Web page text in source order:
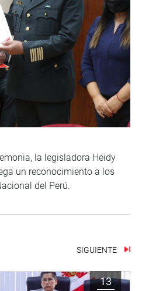
la legisladora Heidy
un reconocimiento a los
del Perú.
SIGUIENTE
13